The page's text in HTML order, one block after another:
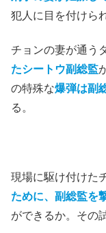
犯人に目を付けら
チョンの妻が通う
たシートウ副総監
の特殊な爆弾は副
る。
現場に駆け付けた
ために、副総監を
ができるか。その